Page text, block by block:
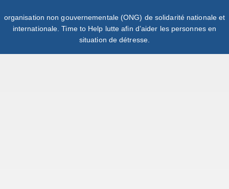
organisation non gouvernementale (ONG) de solidarité nationale et
internationale. Time to Help lutte afin d’aider les personnes en
situation de détresse.